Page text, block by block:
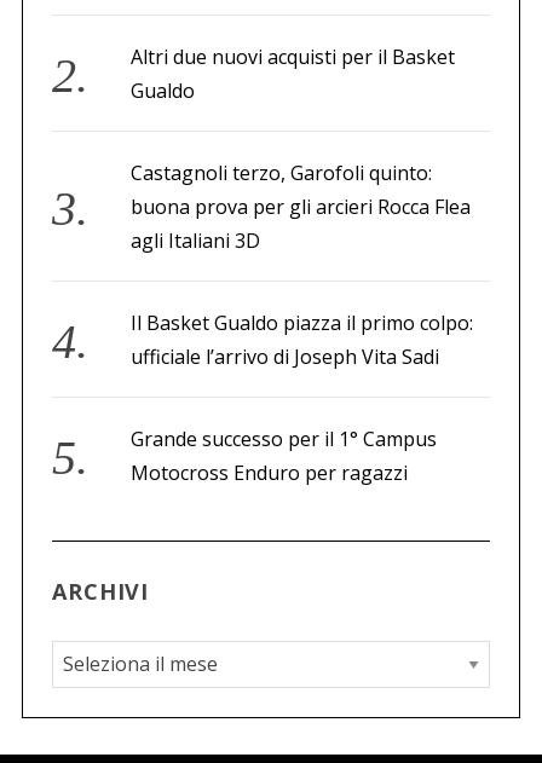
Altri due nuovi acquisti per il Basket
Gualdo
Castagnoli terzo, Garofoli quinto:
buona prova per gli arcieri Rocca Flea
agli Italiani 3D
Il Basket Gualdo piazza il primo colpo:
ufficiale l’arrivo di Joseph Vita Sadi
Grande successo per il 1° Campus
Motocross Enduro per ragazzi
ARCHIVI
A
r
c